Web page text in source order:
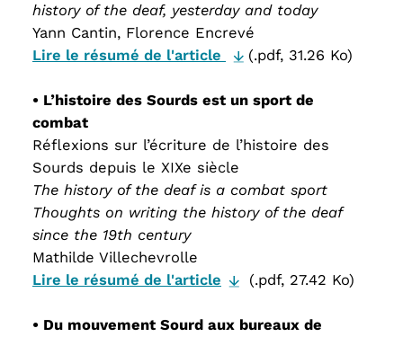
history of the deaf, yesterday and today
Yann Cantin, Florence Encrevé
Lire le résumé de l'article
(.pdf, 31.26 Ko)
• L’histoire des Sourds est un sport de
combat
Réflexions sur l’écriture de l’histoire des
Sourds depuis le XIXe siècle
The history of the deaf is a combat sport
Thoughts on writing the history of the deaf
since the 19th century
Mathilde Villechevrolle
Lire le résumé de l'article
(.pdf, 27.42 Ko)
• Du mouvement Sourd aux bureaux de